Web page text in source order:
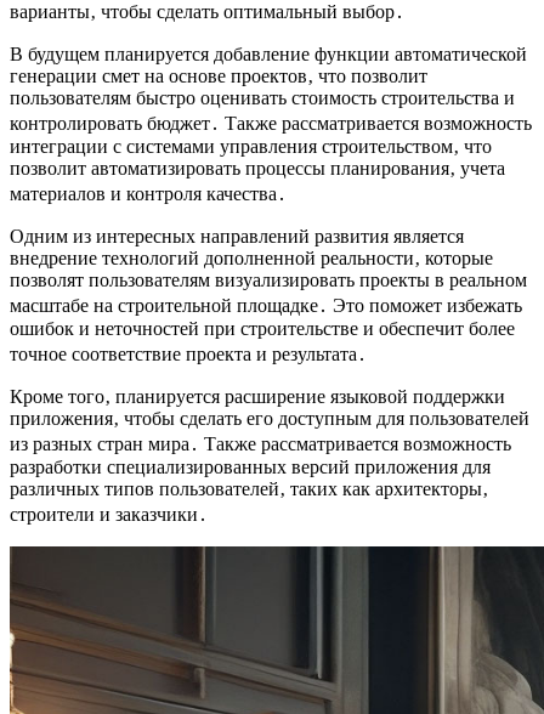
варианты‚ чтобы сделать оптимальный выбор․
В будущем планируется добавление функции автоматической
генерации смет на основе проектов‚ что позволит
пользователям быстро оценивать стоимость строительства и
контролировать бюджет․ Также рассматривается возможность
интеграции с системами управления строительством‚ что
позволит автоматизировать процессы планирования‚ учета
материалов и контроля качества․
Одним из интересных направлений развития является
внедрение технологий дополненной реальности‚ которые
позволят пользователям визуализировать проекты в реальном
масштабе на строительной площадке․ Это поможет избежать
ошибок и неточностей при строительстве и обеспечит более
точное соответствие проекта и результата․
Кроме того‚ планируется расширение языковой поддержки
приложения‚ чтобы сделать его доступным для пользователей
из разных стран мира․ Также рассматривается возможность
разработки специализированных версий приложения для
различных типов пользователей‚ таких как архитекторы‚
строители и заказчики․